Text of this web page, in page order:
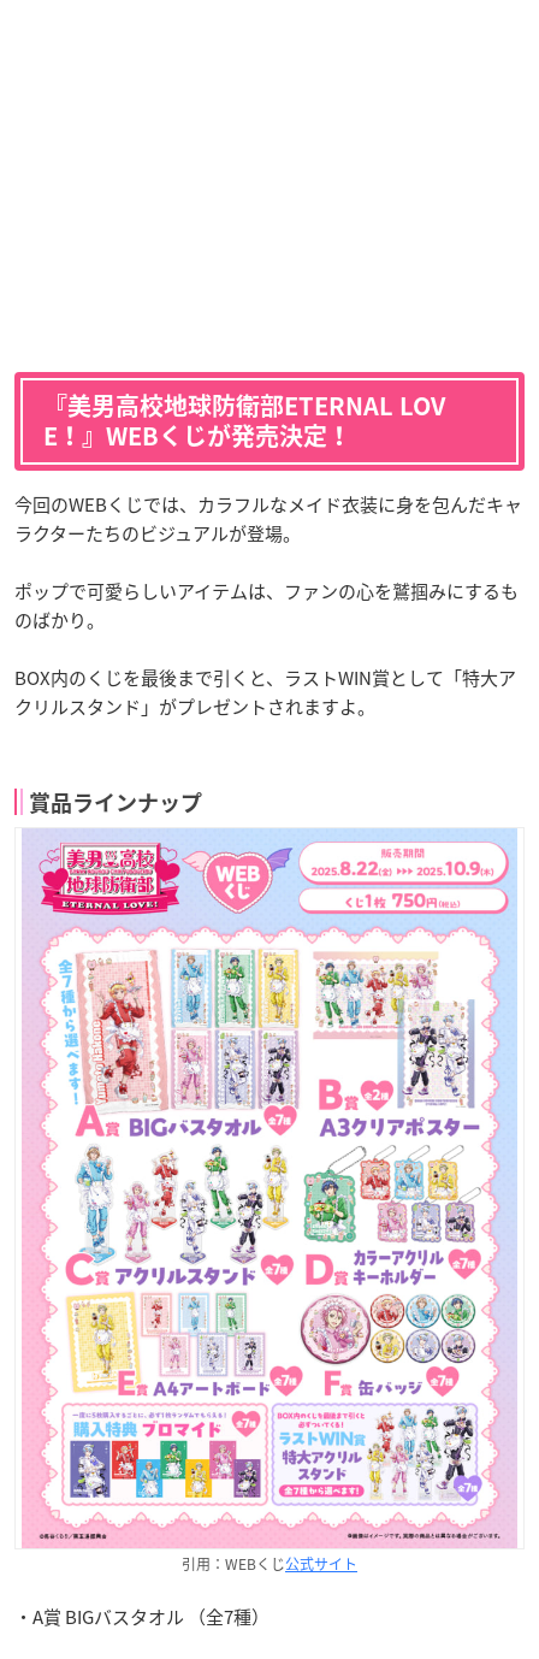
『美男高校地球防衛部ETERNAL LOV
E！』WEBくじが発売決定！
今回のWEBくじでは、カラフルなメイド衣装に身を包んだキャ
ラクターたちのビジュアルが登場。
ポップで可愛らしいアイテムは、ファンの心を鷲掴みにするも
のばかり。
BOX内のくじを最後まで引くと、ラストWIN賞として「特大ア
クリルスタンド」がプレゼントされますよ。
賞品ラインナップ
引用：WEBくじ公式サイト
・A賞 BIGバスタオル （全7種）